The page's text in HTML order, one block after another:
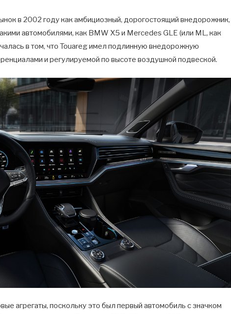
в 2002 году как амбициозный, дорогостоящий внедорожник,
автомобилями, как BMW X5 и Mercedes GLE (или ML, как
в том, что Touareg имел подлинную внедорожную
и регулируемой по высоте воздушной подвеской.
агрегаты, поскольку это был первый автомобиль с значком